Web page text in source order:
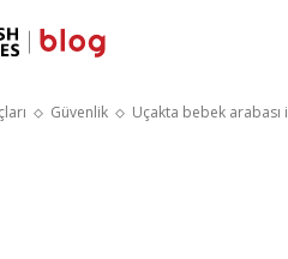
Güvenlik Uçakta bebek arabası